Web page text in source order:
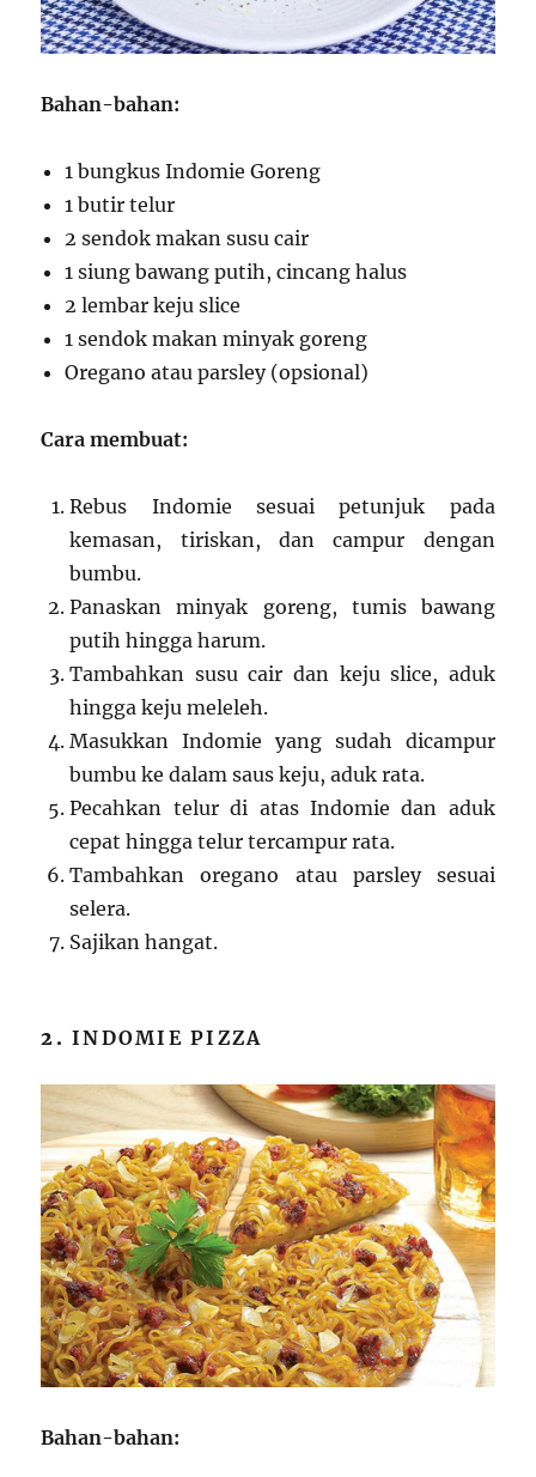
Bahan-bahan:
1 bungkus Indomie Goreng
1 butir telur
2 sendok makan susu cair
1 siung bawang putih, cincang halus
2 lembar keju slice
1 sendok makan minyak goreng
Oregano atau parsley (opsional)
Cara membuat:
Rebus Indomie sesuai petunjuk pada
kemasan, tiriskan, dan campur dengan
bumbu.
Panaskan minyak goreng, tumis bawang
putih hingga harum.
Tambahkan susu cair dan keju slice, aduk
hingga keju meleleh.
Masukkan Indomie yang sudah dicampur
bumbu ke dalam saus keju, aduk rata.
Pecahkan telur di atas Indomie dan aduk
cepat hingga telur tercampur rata.
Tambahkan oregano atau parsley sesuai
selera.
Sajikan hangat.
2.INDOMIE PIZZA
Bahan-bahan: